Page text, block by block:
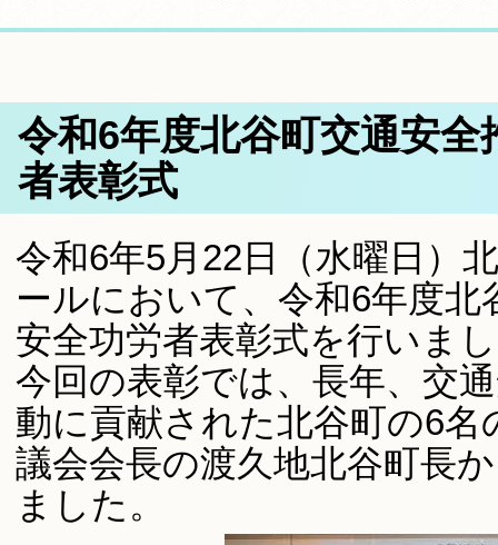
令和6年度北谷町交通安
者表彰式
令和6年5月22日（水曜日）
ールにおいて、令和6年度
安全功労者表彰式を行いま
今回の表彰では、長年、交
動に貢献された北谷町の6
議会会長の渡久地北谷町長
ました。